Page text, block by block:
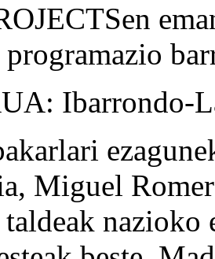
Ibarrondo-
Miguel
nazioko